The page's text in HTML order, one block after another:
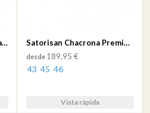
Satorisan Heise Suede Peat Green Satorisan Chacrona Premium Desert M
desde 189,95 €
43 45 46
Vista rápida